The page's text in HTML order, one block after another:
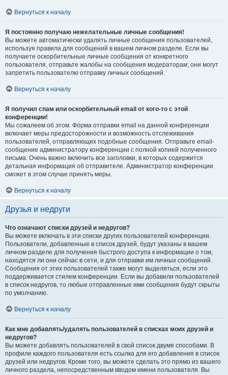
Вернуться к началу
Я постоянно получаю нежелательные личные сообщения!
Вы можете автоматически удалять личные сообщения пользователей,
используя правила для сообщений в вашем личном разделе. Если вы
получаете оскорбительные личные сообщения от конкретного
пользователя, отправьте жалобы на сообщения модераторам; они могут
запретить пользователю отправку личных сообщений.
Вернуться к началу
Я получил спам или оскорбительный email от кого-то с этой
конференции!
Мы сожалеем об этом. Форма отправки email на данной конференции
включает меры предосторожности и возможность отслеживания
пользователей, отправляющих подобные сообщения. Отправьте email-
сообщение администратору конференции с полной копией полученного
письма. Очень важно включить все заголовки, в которых содержится
детальная информация об отправителе. Администратор конференции
сможет в этом случае принять меры.
Вернуться к началу
Друзья и недруги
Что означают списки друзей и недругов?
Вы можете включать в эти списки других пользователей конференции.
Пользователи, добавленные в список друзей, будут указаны в вашем
личном разделе для получения быстрого доступа к информации о том,
находятся ли они сейчас в сети, и для отправки им личных сообщений.
Сообщения от этих пользователей также могут выделяться, если это
поддерживается стилем конференции. Если вы добавили пользователей
в список недругов, то любые отправленные ими сообщения будут скрыты
по умолчанию.
Вернуться к началу
Как мне добавлять/удалять пользователей в списках моих друзей и
недругов?
Вы можете добавлять пользователей в свой список двумя способами. В
профиле каждого пользователя есть ссылка для его добавления в список
друзей или недругов. Кроме того, вы можете сделать это прямо из вашего
личного раздела, непосредственным вводом имени пользователя. Вы